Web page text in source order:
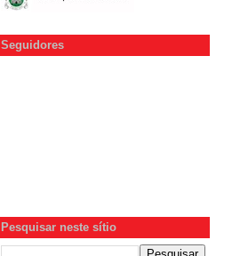
Seguidores
Pesquisar neste sítio